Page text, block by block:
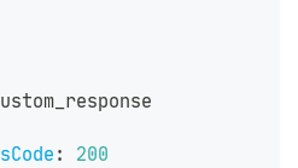
:
200